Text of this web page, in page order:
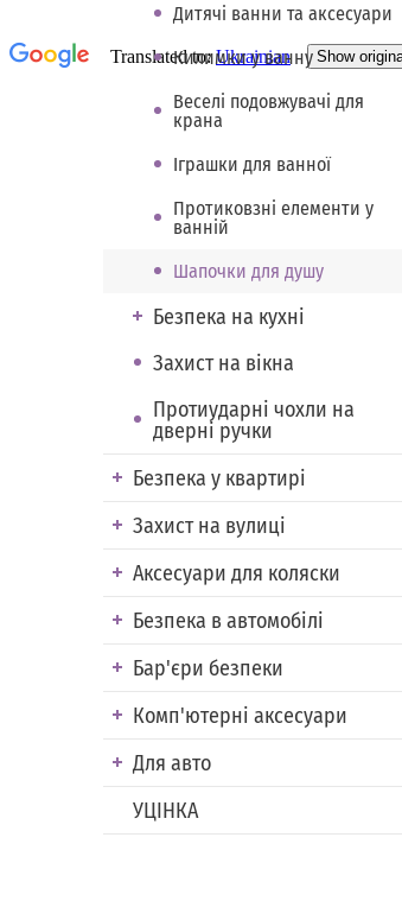
Дитячі ванни та аксесуари
Килимки у ванну
Веселі подовжувачі для
крана
Іграшки для ванної
Протиковзні елементи у
ванній
Шапочки для душу
Безпека на кухні
Захист на вікна
Протиударні чохли на
дверні ручки
Безпека у квартирі
Захист на вулиці
Аксесуари для коляски
Безпека в автомобілі
Бар'єри безпеки
Комп'ютерні аксесуари
Для авто
УЦІНКА